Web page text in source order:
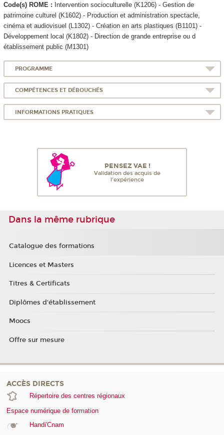
Code(s) ROME : Intervention socioculturelle (K1206) - Gestion de
patrimoine culturel (K1602) - Production et administration spectacle,
cinéma et audiovisuel (L1302) - Création en arts plastiques (B1101) -
Développement local (K1802) - Direction de grande entreprise ou d
établissement public (M1301)
PROGRAMME
COMPÉTENCES ET DÉBOUCHÉS
INFORMATIONS PRATIQUES
PENSEZ VAE !
Validation des acquis de
l'expérience
Dans la même rubrique
Catalogue des formations
Licences et Masters
Titres & Certificats
Diplômes d'établissement
Moocs
Offre sur mesure
ACCÈS DIRECTS
Répertoire des centres régionaux
Espace numérique de formation
Handi'Cnam